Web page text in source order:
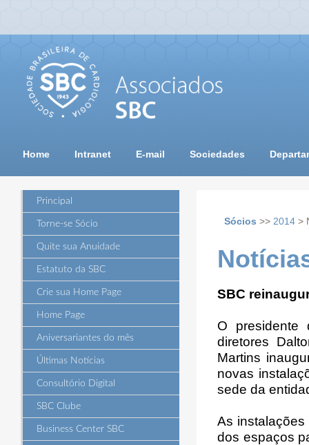
Home Intranet E-mail Sociedades
Principal
Torne-se Sócio
Quite sua Anuidade
Estatuto da SBC
Crie sua Home Page
Home Page
Aniversariantes do mês
Últimas Notícias
Consultório Digital
SBC Clube
Business Center SBC
Sócios >> 2014 >
SBC
O presidente
diretores
Martins
novas
sede da
As instalações
dos espaços